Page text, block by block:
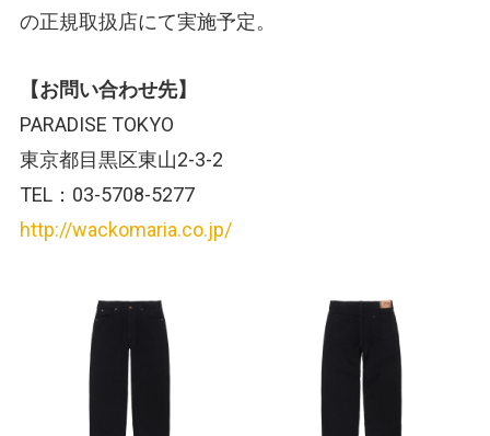
の正規取扱店にて実施予定。
【お問い合わせ先】
PARADISE TOKYO
東京都目黒区東山2-3-2
TEL：03-5708-5277
http://wackomaria.co.jp/